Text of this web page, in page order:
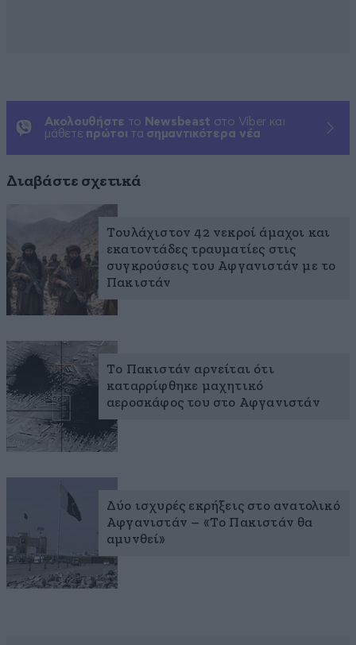
Ακολουθήστε το Newsbeast στο Viber και
μάθετε πρώτοι τα σημαντικότερα νέα
Διαβάστε σχετικά
Τουλάχιστον 42 νεκροί άμαχοι και
εκατοντάδες τραυματίες στις
συγκρούσεις του Αφγανιστάν με το
Πακιστάν
Το Πακιστάν αρνείται ότι
καταρρίφθηκε μαχητικό
αεροσκάφος του στο Αφγανιστάν
Δύο ισχυρές εκρήξεις στο ανατολικό
Αφγανιστάν – «Το Πακιστάν θα
αμυνθεί»